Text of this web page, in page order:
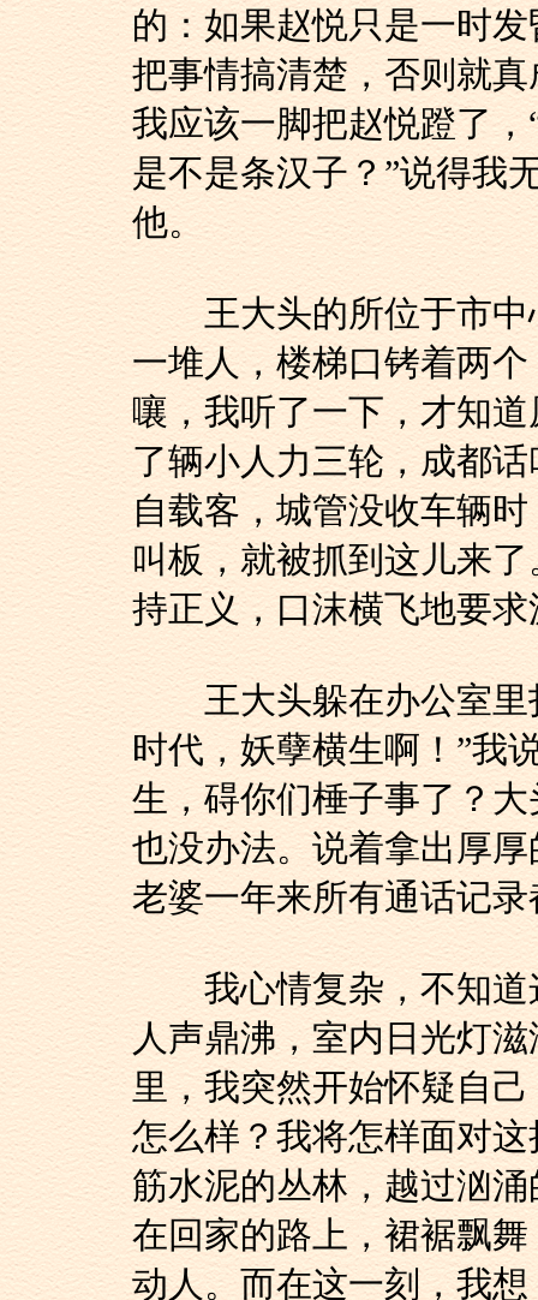
的：如果赵悦只是一时
把事情搞清楚，否则就
我应该一脚把赵悦蹬了
是不是条汉子？”说得我
他。
王大头的所位于市中
一堆人，楼梯口铐着两
嚷，我听了一下，才知
了辆小人力三轮，成都
自载客，城管没收车辆
叫板，就被抓到这儿来
持正义，口沫横飞地要
王大头躲在办公室里
时代，妖孽横生啊！”我
生，碍你们棰子事了？
也没办法。说着拿出厚
老婆一年来所有通话记
我心情复杂，不知道
人声鼎沸，室内日光灯
里，我突然开始怀疑自
怎么样？我将怎样面对
筋水泥的丛林，越过汹
在回家的路上，裙裾飘
动人。而在这一刻，我